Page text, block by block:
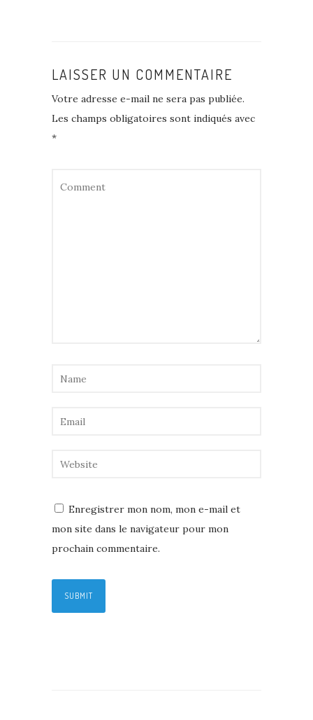
LAISSER UN COMMENTAIRE
Votre adresse e-mail ne sera pas publiée.
Les champs obligatoires sont indiqués avec
*
Enregistrer mon nom, mon e-mail et
mon site dans le navigateur pour mon
prochain commentaire.